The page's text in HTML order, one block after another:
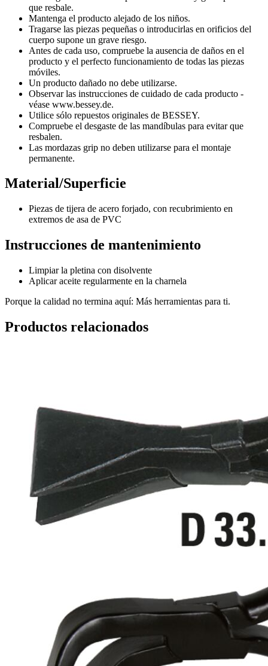
que resbale.
Mantenga el producto alejado de los niños.
Tragarse las piezas pequeñas o introducirlas en orificios del
cuerpo supone un grave riesgo.
Antes de cada uso, compruebe la ausencia de daños en el
producto y el perfecto funcionamiento de todas las piezas
móviles.
Un producto dañado no debe utilizarse.
Observar las instrucciones de cuidado de cada producto -
véase www.bessey.de.
Utilice sólo repuestos originales de BESSEY.
Compruebe el desgaste de las mandíbulas para evitar que
resbalen.
Las mordazas grip no deben utilizarse para el montaje
permanente.
Material/Superficie
Piezas de tijera de acero forjado, con recubrimiento en
extremos de asa de PVC
Instrucciones de mantenimiento
Limpiar la pletina con disolvente
Aplicar aceite regularmente en la charnela
Porque la calidad no termina aquí: Más herramientas para ti.
Productos relacionados